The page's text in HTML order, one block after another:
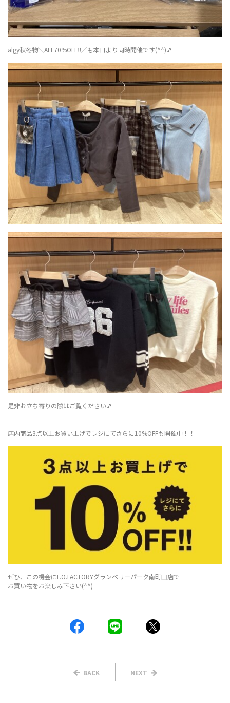
algy秋冬物＼ALL70%OFF‼︎／も本日より同時開催です(^^)🎵
是非お立ち寄りの際はご覧ください🎵
店内商品3点以上お買い上げでレジにてさらに10%OFFも開催中！！
ぜひ、この機会にF.O.FACTORYグランベリーパーク南町田店で
お買い物をお楽しみ下さい(^^)
BACK NEXT